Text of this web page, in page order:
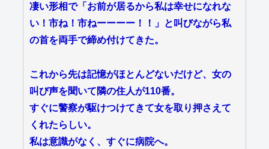
凄い形相で「お前が居るから私は幸せになれな
い！市ね！市ねーーーー！！」と叫びながら私
の首を両手で締め付けてきた。
これから先は記憶がほとんどないだけど、女の
叫び声を聞いて隣の住人が110番。
すぐに警察が駆けつけてきて女を取り押さえて
くれたらしい。
私は意識がなく、すぐに病院へ。